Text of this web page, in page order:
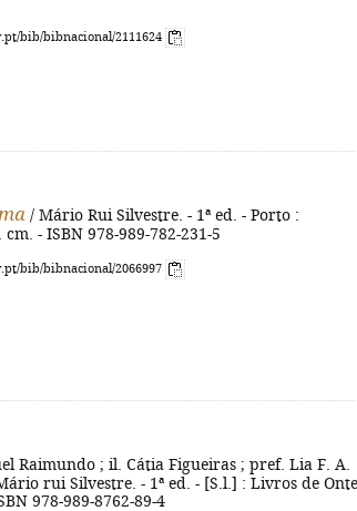
bib/bibnacional/2111624
/ Mário Rui Silvestre. - 1ª ed. - Porto :
- ISBN 978-989-782-231-5
bib/bibnacional/2066997
Raimundo ; il. Cátia Figueiras ; pref. Lia F. A.
rui Silvestre. - 1ª ed. - [S.l.] : Livros de
978-989-8762-89-4